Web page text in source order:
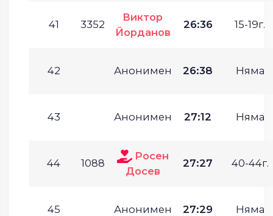
41 3352
Виктор
Йорданов
26:36 15-19г.
42 Анонимен 26:38 Няма
43 Анонимен 27:12 Няма
44 1088
Росен
Досев
27:27 40-44г.
45 Анонимен 27:29 Няма